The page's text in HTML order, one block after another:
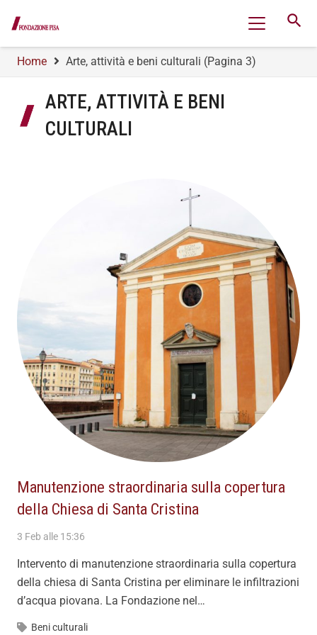
search
Home Arte, attività e beni culturali (Pagina 3)
ARTE, ATTIVITÀ E BENI
CULTURALI
Manutenzione straordinaria sulla copertura
della Chiesa di Santa Cristina
3 Feb alle 15:36
Intervento di manutenzione straordinaria sulla copertura
della chiesa di Santa Cristina per eliminare le infiltrazioni
d’acqua piovana. La Fondazione nel…
Beni culturali